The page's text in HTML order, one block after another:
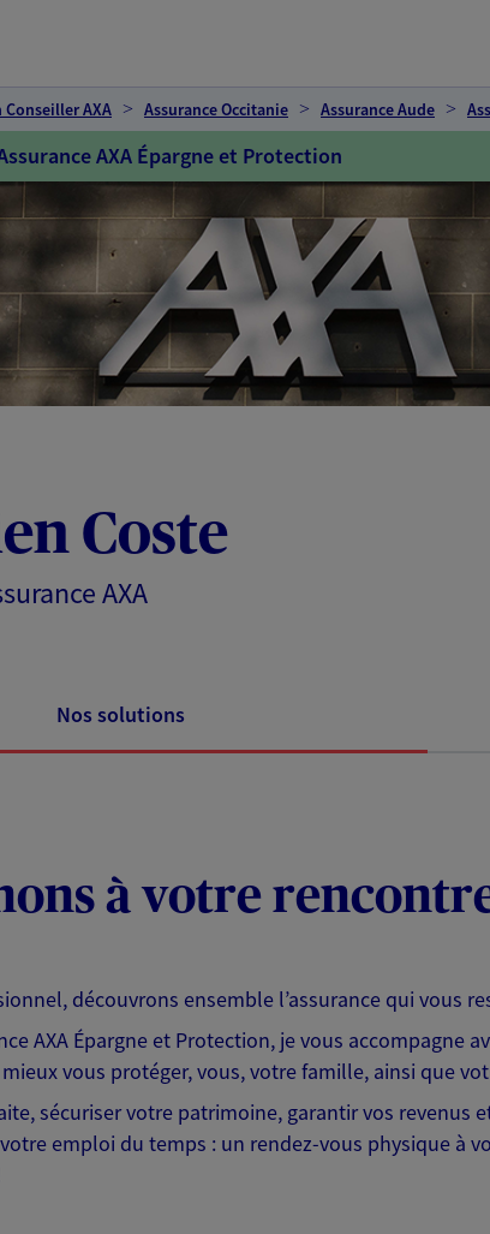
Conseiller AXA Assurance Occitanie Assurance Aude
AXA Épargne et Protection
Coste
AXA
Nos solutions
à votre
découvrons ensemble l’assurance qui vous
AXA Épargne et Protection, je vous accompagne
vous protéger, vous, votre famille, ainsi que
sécuriser votre patrimoine, garantir vos revenus
votre emploi du temps : un rendez-vous physique